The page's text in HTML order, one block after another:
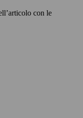
con le